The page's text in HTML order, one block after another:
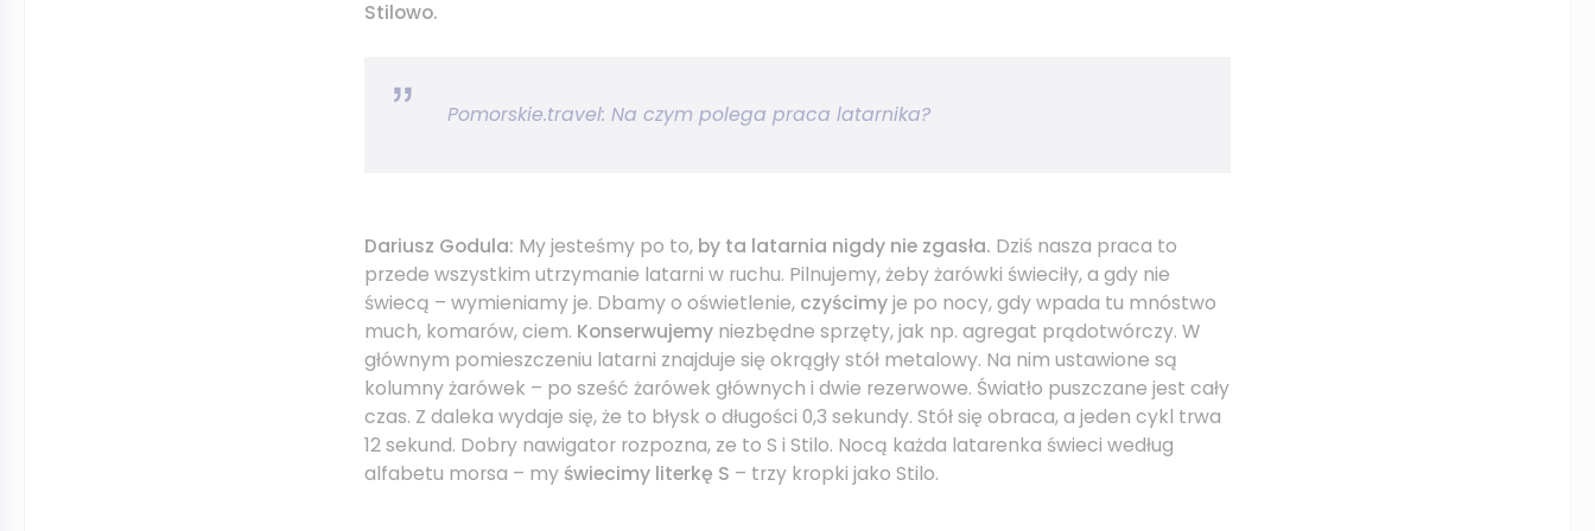
Stilowo.
Pomorskie.travel: Na czym polega praca latarnika?
Dariusz Godula: My jesteśmy po to, by ta latarnia nigdy nie zgasła. Dziś nasza praca to
przede wszystkim utrzymanie latarni w ruchu. Pilnujemy, żeby żarówki świeciły, a gdy nie
świecą – wymieniamy je. Dbamy o oświetlenie, czyścimyje po nocy, gdy wpada tu mnóstwo
much, komarów, ciem. Konserwujemy niezbędne sprzęty, jak np. agregat prądotwórczy. W
głównym pomieszczeniu latarni znajduje się okrągły stół metalowy. Na nim ustawione są
kolumny żarówek – po sześć żarówek głównych i dwie rezerwowe. Światło puszczane jest cały
czas. Z daleka wydaje się, że to błysk o długości 0,3 sekundy. Stół się obraca, a jeden cykl trwa
12 sekund. Dobry nawigator rozpozna, ze to S i Stilo. Nocą każda latarenka świeci według
alfabetu morsa – my świecimy literkę S – trzy kropki jako Stilo.